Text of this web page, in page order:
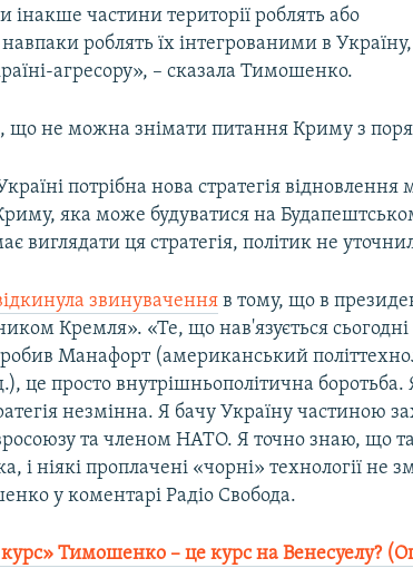
інакше частини території роблять або
роблять їх інтегрованими в
агресору», – сказала Тимошенко.
що не можна знімати питання Криму з
потрібна нова стратегія відновлення
яка може будуватися на
виглядати ця стратегія, політик не
звинувачення в тому, що в
Кремля». «Те, що нав'язується сьогодні
Манафорт (американський
це просто внутрішньополітична
незмінна. Я бачу Україну частиною
та членом НАТО. Я точно знаю, що
і ніякі проплачені «чорні» технології не
у коментарі Радіо Свобода.
Тимошенко – це курс на Венесуелу?